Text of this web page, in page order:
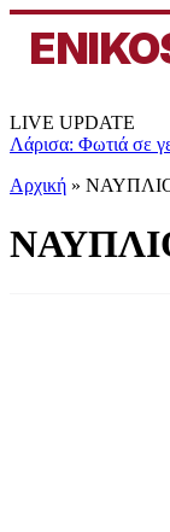
LIVE UPDATE
Λάρισα: Φωτιά σε
Αρχική »